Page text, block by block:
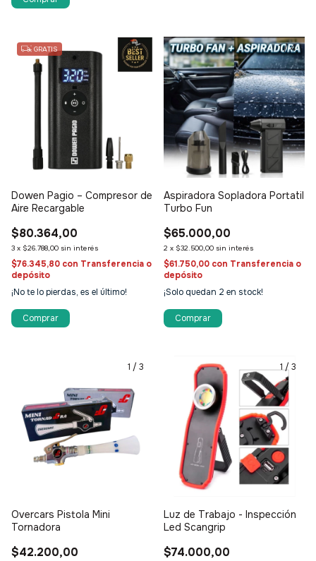
1/5
GRATIS
Dowen Pagio – Compresor de
Aire Recargable
$80.364,00
3 x $26.788,00 sin interés
$76.345,80 con Transferencia o
depósito
¡No te lo pierdas, es el último!
1/4
Aspiradora Sopladora Portatil
Turbo Fun
$65.000,00
2 x $32.500,00 sin interés
$61.750,00 con Transferencia o
depósito
¡Solo quedan 2 en stock!
1 / 3
Overcars Pistola Mini
Tornadora
$42.200,00
1 / 3
Luz de Trabajo - Inspección
Led Scangrip
$74.000,00